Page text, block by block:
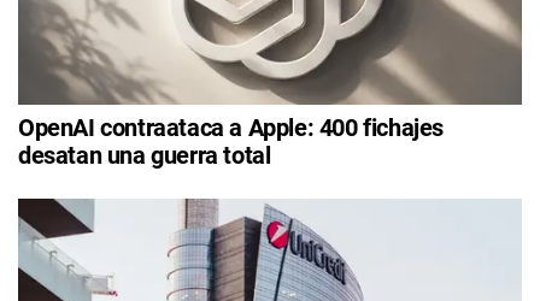
OpenAI contraataca a Apple: 400 fichajes
desatan una guerra total